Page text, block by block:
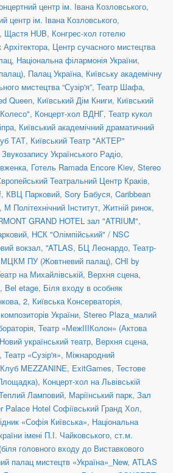
центр ім. Івана Козловського,
центр ім. Івана Козловського,
, Щастя HUB, Конгрес-хол готелю
, Центр сучасного мистецтва
, Національна філармонія України,
, Палац Україна, Київську академічну
мистецтва “Сузір'я”, Театр Шафа,
Queen, Київський Дім Книги, Київський
, Концерт-хол ВДНГ, Театр кукол
, Київський академічний драматичний
ТАТ, Київський Театр "АКТЕР"
Українського Радіо,
, Готель Ramada Encore Kiev, Stereo
Театральний Центр Краків,
, КВЦ Парковий, Sory Бабуся, Caribbean
, М Політехнічний Інститут, Житній ринок,
GRAND HOTEL зал "ATRIUM",
, НСК "Олімпійський" / NSC
вокзал, ''ATLAS, БЦ Леонардо, Театр-
МЦКМ ПУ (Жовтневий палац), CHI by
на Михайлівській, Верхня сцена,
, Bel etage, Біля входу в особняк
2, Київська Консерваторія,
України, Stereo Plaza_малий
, Театр «МежIIIКолон» (Актова
Новий український театр, Верхня сцена,
, Театр «Сузір'я», Міжнародний
Клуб MEZZANINE, ExitGames, Тестове
, Концерт-хол на Львівській
Ламповий, Маріїнський парк, Зал
Palace Hotel Софіївський Гранд Хол,
«Софія Київська», Національна
імені П.І. Чайковського, ст.м.
головного входу до Виставкового
палац мистецтв «Україна»_New, ATLAS